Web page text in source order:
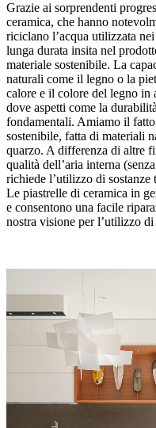
Grazie ai sorprendenti
ceramica, che hanno
riciclano l’acqua utilizzata
lunga durata insita nel
materiale sostenibile. La
naturali come il legno o la
calore e il colore del legno in
dove aspetti come la
fondamentali. Amiamo il
sostenibile, fatta di materiali
quarzo. A differenza di altre
qualità dell’aria interna
richiede l’utilizzo di sostanze
Le piastrelle di ceramica in
e consentono una facile
nostra visione per l’utilizzo